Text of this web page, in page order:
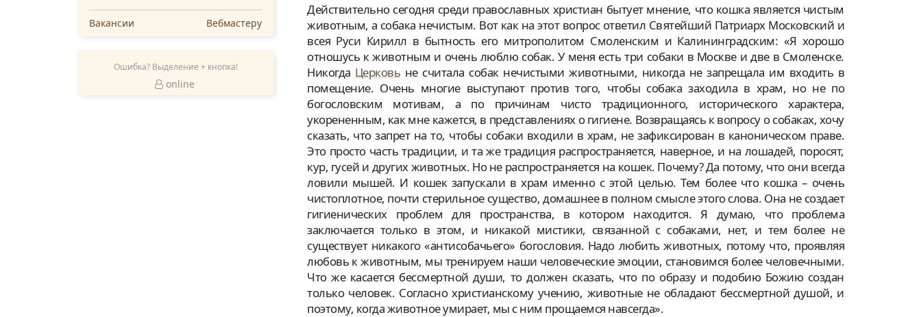
Действительно сегодня среди православных христиан бытует мнение, что кошка является чистым
животным, а собака нечистым. Вот как на этот вопрос ответил Святейший Патриарх Московский и
всея Руси Кирилл в бытность его митрополитом Смоленским и Калининградским: «Я хорошо
отношусь к животным и очень люблю собак. У меня есть три собаки в Москве и две в Смоленске.
Никогда Церковь не считала собак нечистыми животными, никогда не запрещала им входить в
помещение. Очень многие выступают против того, чтобы собака заходила в храм, но не по
богословским мотивам, а по причинам чисто традиционного, исторического характера,
укорененным, как мне кажется, в представлениях о гигиене. Возвращаясь к вопросу о собаках, хочу
сказать, что запрет на то, чтобы собаки входили в храм, не зафиксирован в каноническом праве.
Это просто часть традиции, и та же традиция распространяется, наверное, и на лошадей, поросят,
кур, гусей и других животных. Но не распространяется на кошек. Почему? Да потому, что они всегда
ловили мышей. И кошек запускали в храм именно с этой целью. Тем более что кошка – очень
чистоплотное, почти стерильное существо, домашнее в полном смысле этого слова. Она не создает
гигиенических проблем для пространства, в котором находится. Я думаю, что проблема
заключается только в этом, и никакой мистики, связанной с собаками, нет, и тем более не
существует никакого «антисобачьего» богословия. Надо любить животных, потому что, проявляя
любовь к животным, мы тренируем наши человеческие эмоции, становимся более человечными.
Что же касается бессмертной души, то должен сказать, что по образу и подобию Божию создан
только человек. Согласно христианскому учению, животные не обладают бессмертной душой, и
поэтому, когда животное умирает, мы с ним прощаемся навсегда».
Вакансии Вебмастеру
Ошибка? Выделение + кнопка!
online